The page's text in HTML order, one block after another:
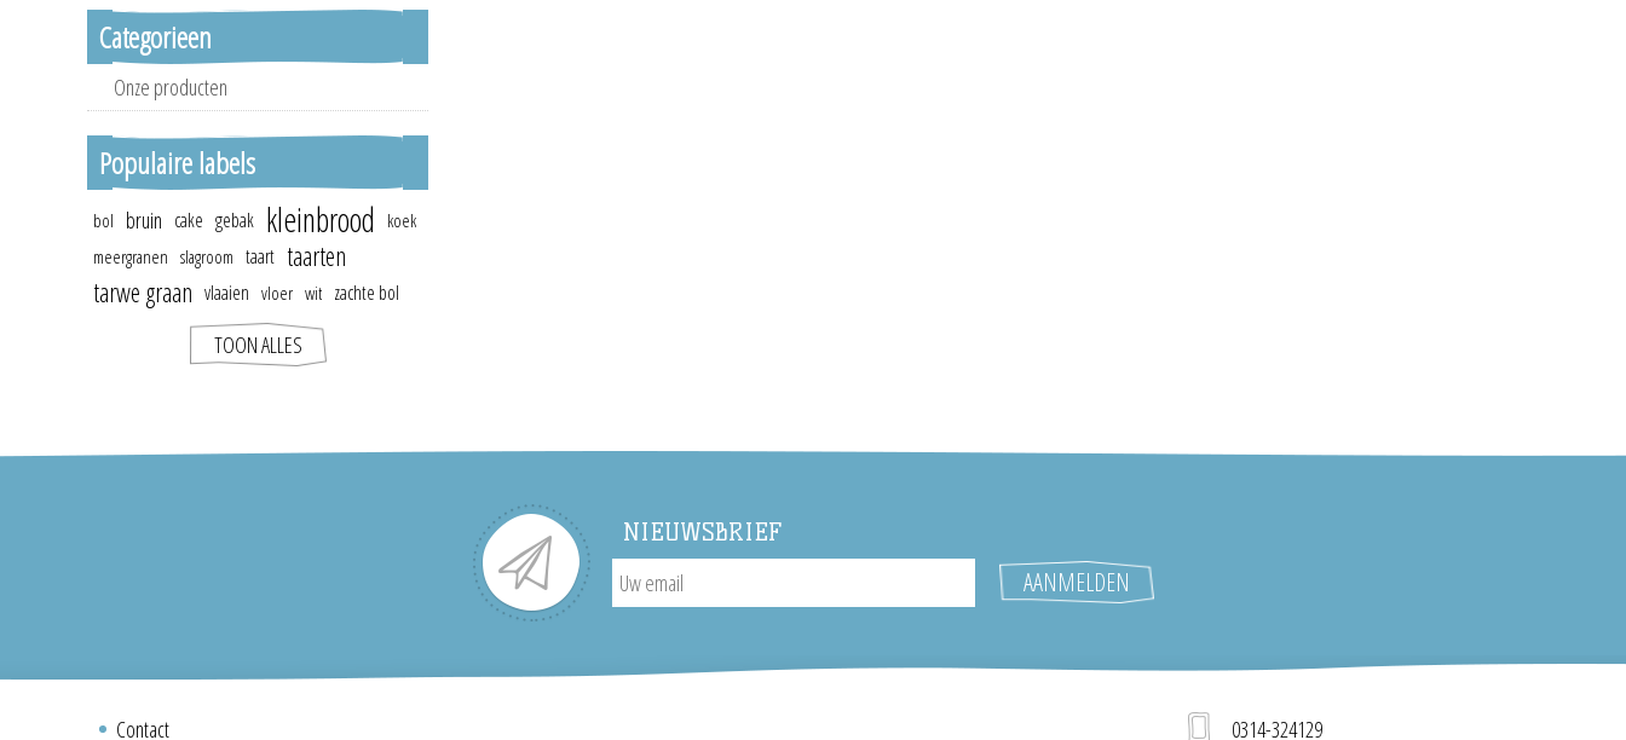
Categorieen
Onze producten
Populaire labels
bol bruin cake gebak kleinbrood
koek
meergranen slagroom taart taarten
tarwe graan vlaaien vloer wit zachte bol
TOON ALLES
NIEUWSBRIEF
Contact 0314-324129